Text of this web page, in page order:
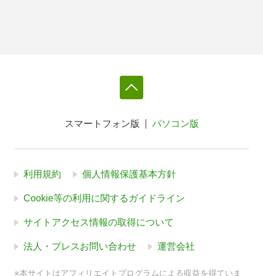
スマートフォン版 パソコン版
利用規約 個人情報保護基本方針
Cookie等の利用に関するガイドライン
サイトアクセス情報の取得について
法人・プレスお問い合わせ 運営会社
※本サイトはアフィリエイトプログラムによる収益を得ていま